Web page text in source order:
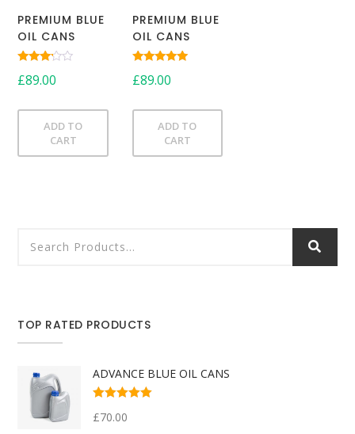
PREMIUM BLUE
OIL CANS
3.00
£89.00
ADD TO
CART
PREMIUM BLUE
OIL CANS
5.00
£89.00
ADD TO
CART
TOP RATED PRODUCTS
ADVANCE BLUE OIL CANS
of 5
£70.00